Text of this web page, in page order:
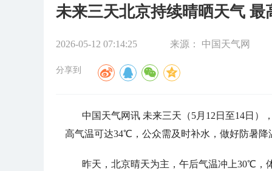
未来三天北京持续晴晒天气
2026-05-12 07:14:25 来源： 中国天气网
分享到
中国天气网讯 未来三天（5月12日至14日
高气温可达34℃，公众需及时补水，做好防暑降
昨天，北京晴天为主，午后气温冲上30℃，